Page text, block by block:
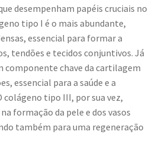
desempenham papéis cruciais no
tipo I é o mais abundante,
essencial para formar a
tendões e tecidos conjuntivos. Já
componente chave da cartilagem
essencial para a saúde e a
colágeno tipo III, por sua vez,
formação da pele e dos vasos
também para uma regeneração